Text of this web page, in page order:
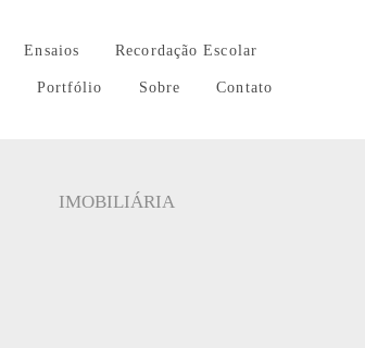
Ensaios Recordação Escolar
Portfólio Sobre Contato
IMOBILIÁRIA